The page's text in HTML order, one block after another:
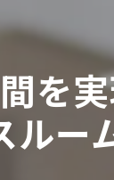
を
ルー